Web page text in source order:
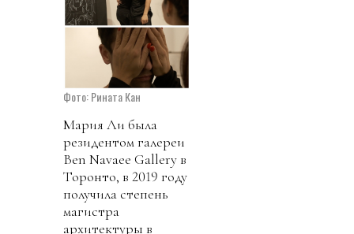
Фото: Рината Кан
Мария Ли была
резидентом галереи
Ben Navaee Gallery в
Торонто, в 2019 году
получила степень
магистра
архитектуры в